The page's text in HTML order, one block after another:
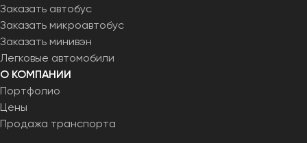
Заказать автобус
Заказать микроавтобус
Заказать минивэн
Легковые автомобили
О КОМПАНИИ
Портфолио
Цены
Продажа транспорта